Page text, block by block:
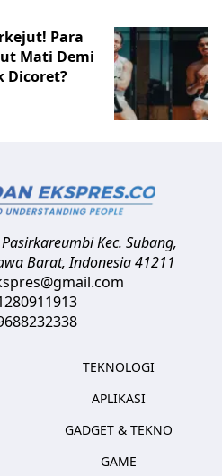
Para
Mati Demi
Dicoret?
Pasirkareumbi Kec. Subang,
Barat,Indonesia41211
TEKNOLOGI
APLIKASI
GADGET & TEKNO
GAME